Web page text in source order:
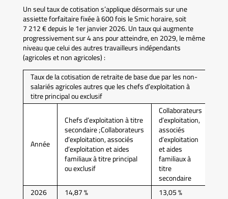
Un seul taux de cotisation s’applique désormais sur une
assiette forfaitaire fixée à 600 fois le Smic horaire, soit
7 212 € depuis le 1er janvier 2026. Un taux qui augmente
progressivement sur 4 ans pour atteindre, en 2029, le même
niveau que celui des autres travailleurs indépendants
(agricoles et non agricoles) :
Taux de la cotisation de retraite de base due par les non-
salariés agricoles autres que les chefs d’exploitation à
titre principal ou exclusif
Année
Chefs d’exploitation à titre
secondaire ;Collaborateurs
d’exploitation, associés
d’exploitation et aides
familiaux à titre principal
ou exclusif
Collaborateurs
d’exploitation,
associés
d’exploitation
et aides
familiaux à
titre
secondaire
2026
14,87 % 13,05 %